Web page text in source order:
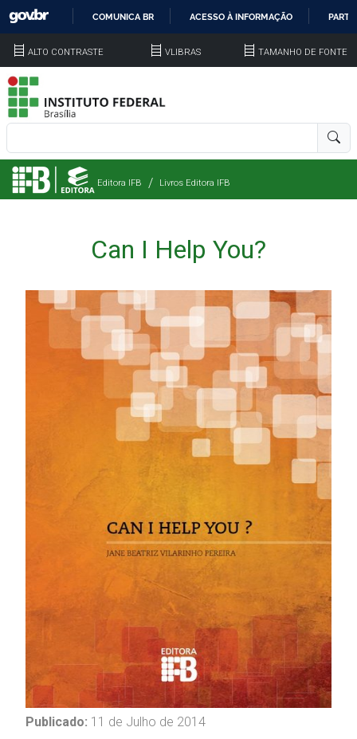
COMUNICA BR ACESSO À INFORMAÇÃO
ALTO CONTRASTE VLIBRAS TAMANHO DE FONTE
Editora IFB Livros Editora IFB
Can I Help You?
Publicado: 11 de Julho de 2014